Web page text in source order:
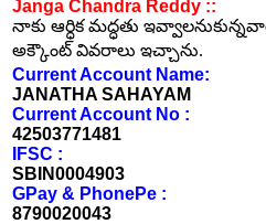
Janga Chandra Reddy ::
నాకు ఆర్ధిక మద్ధతు
అక్కౌంట్ వివరాలు ఇచ్చాను.
Current Account Name:
JANATHA SAHAYAM
Current Account No :
42503771481
IFSC :
SBIN0004903
GPay & PhonePe :
8790020043